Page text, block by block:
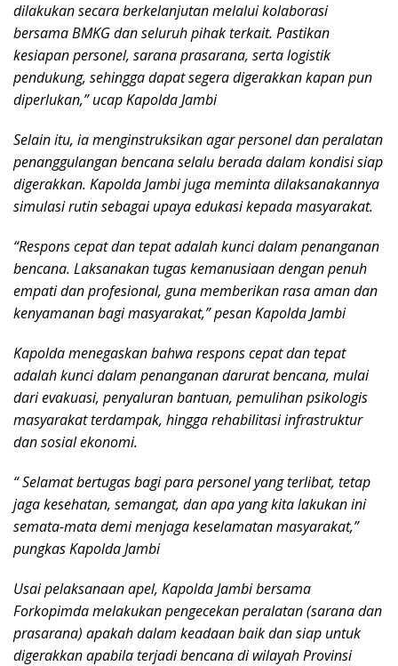
dilakukan secara berkelanjutan melalui kolaborasi
bersama BMKG dan seluruh pihak terkait. Pastikan
kesiapan personel, sarana prasarana, serta logistik
pendukung, sehingga dapat segera digerakkan kapan pun
diperlukan,” ucap Kapolda Jambi
Selain itu, ia menginstruksikan agar personel dan peralatan
penanggulangan bencana selalu berada dalam kondisi siap
digerakkan. Kapolda Jambi juga meminta dilaksanakannya
simulasi rutin sebagai upaya edukasi kepada masyarakat.
“Respons cepat dan tepat adalah kunci dalam penanganan
bencana. Laksanakan tugas kemanusiaan dengan penuh
empati dan profesional, guna memberikan rasa aman dan
kenyamanan bagi masyarakat,” pesan Kapolda Jambi
Kapolda menegaskan bahwa respons cepat dan tepat
adalah kunci dalam penanganan darurat bencana, mulai
dari evakuasi, penyaluran bantuan, pemulihan psikologis
masyarakat terdampak, hingga rehabilitasi infrastruktur
dan sosial ekonomi.
“ Selamat bertugas bagi para personel yang terlibat, tetap
jaga kesehatan, semangat, dan apa yang kita lakukan ini
semata-mata demi menjaga keselamatan masyarakat,”
pungkas Kapolda Jambi
Usai pelaksanaan apel, Kapolda Jambi bersama
Forkopimda melakukan pengecekan peralatan (sarana dan
prasarana) apakah dalam keadaan baik dan siap untuk
digerakkan apabila terjadi bencana di wilayah Provinsi